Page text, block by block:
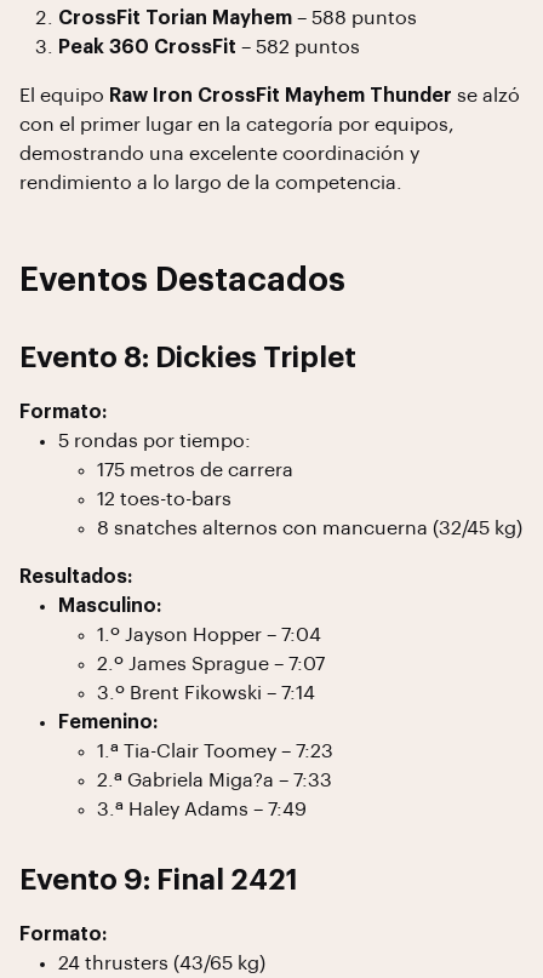
CrossFit Torian Mayhem – 588 puntos
Peak 360 CrossFit – 582 puntos
El equipo Raw Iron CrossFit Mayhem Thunder se alzó
con el primer lugar en la categoría por equipos,
demostrando una excelente coordinación y
rendimiento a lo largo de la competencia.
Eventos Destacados
Evento 8: Dickies Triplet
Formato:
5 rondas por tiempo:
175 metros de carrera
12 toes-to-bars
8 snatches alternos con mancuerna (32/45 kg)
Resultados:
Masculino:
1.º Jayson Hopper – 7:04
2.º James Sprague – 7:07
3.º Brent Fikowski – 7:14
Femenino:
1.ª Tia-Clair Toomey – 7:23
2.ª Gabriela Miga?a – 7:33
3.ª Haley Adams – 7:49
Evento 9: Final 2421
Formato:
24 thrusters (43/65 kg)